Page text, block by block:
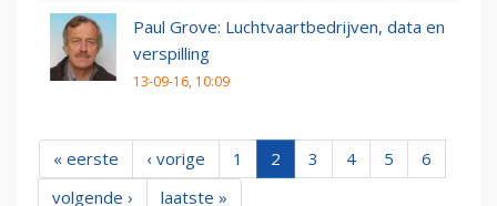
Paul Grove: Luchtvaartbedrijven, data en
verspilling
13-09-16, 10:09
« eerste ‹ vorige 1 2 3 4 5
6
volgende ›
laatste »